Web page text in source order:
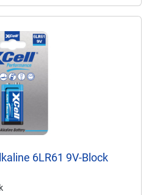
6LR61 9V-Block